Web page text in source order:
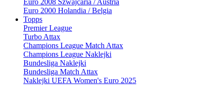
Euro 2008 Szwajcaria / Austria
Euro 2000 Holandia / Belgia
Topps
Premier League
Turbo Attax
Champions League Match Attax
Champions League Naklejki
Bundesliga Naklejki
Bundesliga Match Attax
Naklejki UEFA Women's Euro 2025